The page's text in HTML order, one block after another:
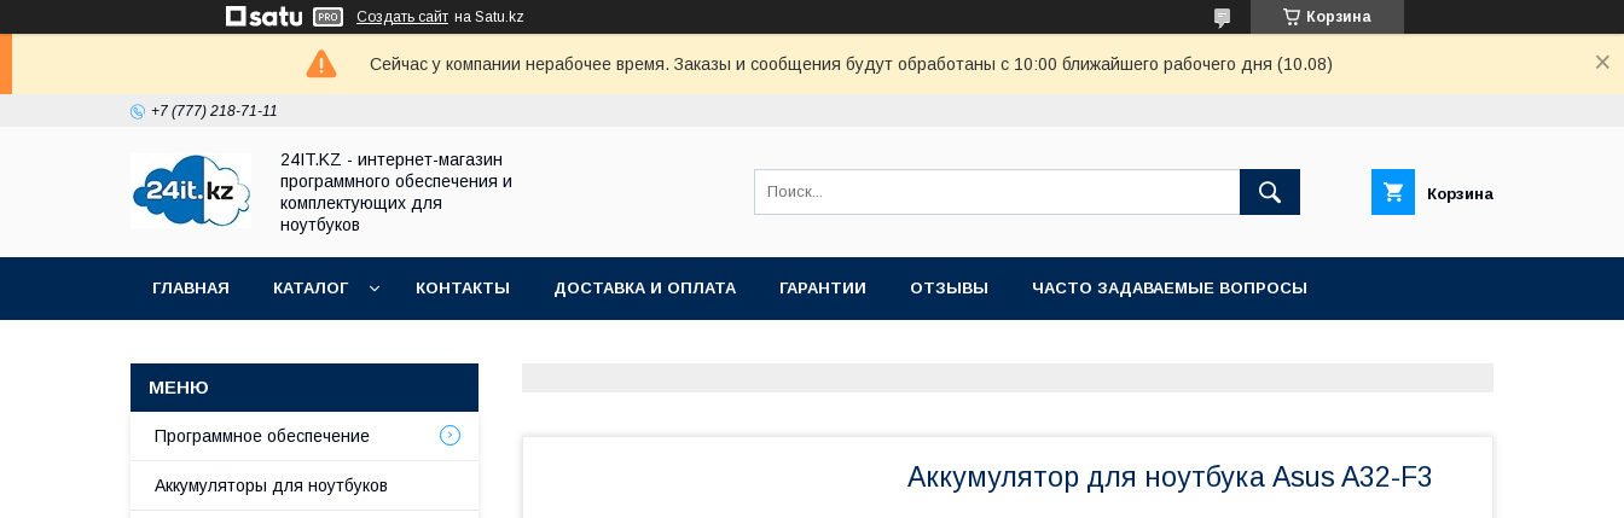
Создать сайт на Satu.kz Корзина
Сейчас у компании нерабочее время. Заказы и сообщения будут обработаны с 10:00 ближайшего рабочего дня (10.08)
+7 (777) 218-71-11
24IT.KZ - интернет-магазин
программного обеспечения и
комплектующих для
ноутбуков
Корзина
ГЛАВНАЯ КАТАЛОГ КОНТАКТЫ ДОСТАВКА И ОПЛАТА ГАРАНТИИ ОТЗЫВЫ ЧАСТО ЗАДАВАЕМЫЕ ВОПРОСЫ
Аккумулятор для ноутбука Asus A32-F3
Программное обеспечение
Аккумуляторы для ноутбуков